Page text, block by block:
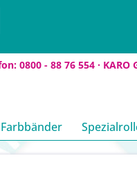
0800 - 88 76 554 · KARO
Farbbänder